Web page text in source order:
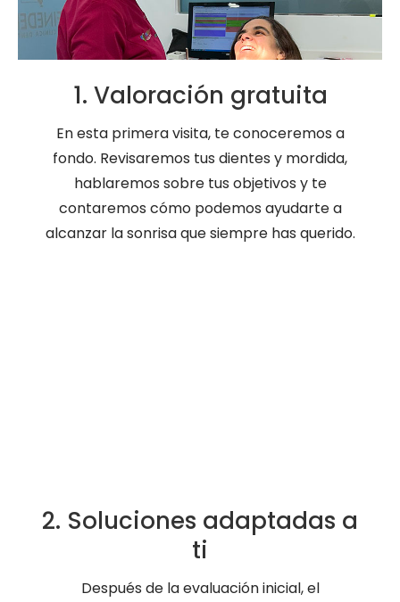
1. Valoración gratuita
En esta primera visita, te conoceremos a
fondo. Revisaremos tus dientes y mordida,
hablaremos sobre tus objetivos y te
contaremos cómo podemos ayudarte a
alcanzar la sonrisa que siempre has querido.
2. Soluciones adaptadas a
ti
Después de la evaluación inicial, el